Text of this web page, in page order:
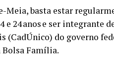
Meia, basta estar
24 anos e ser integrante
(CadÚnico) do governo
Família.